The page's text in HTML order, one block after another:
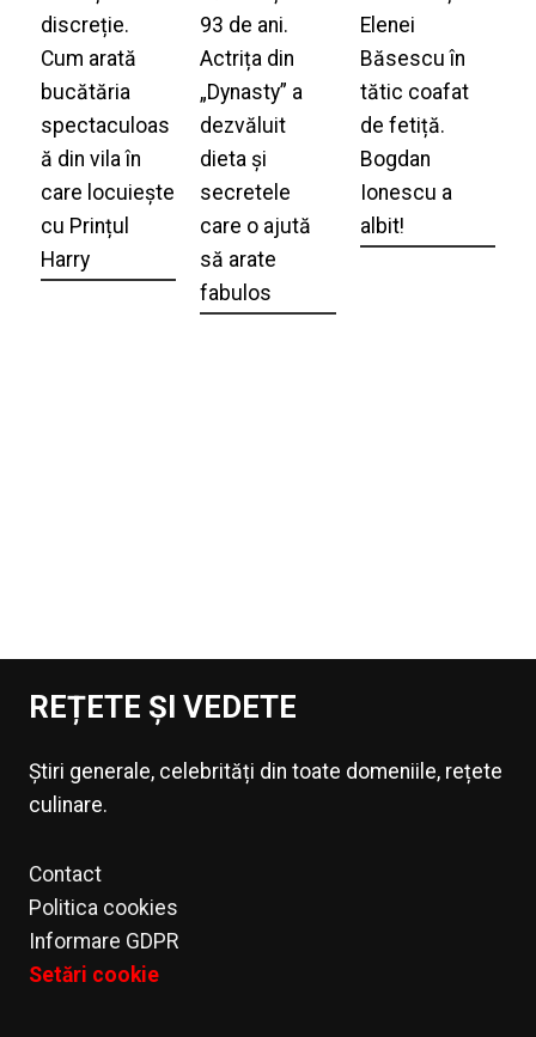
discreție.
Cum arată
bucătăria
spectaculoas
ă din vila în
care locuiește
cu Prințul
Harry
93 de ani.
Actrița din
„Dynasty” a
dezvăluit
dieta și
secretele
care o ajută
să arate
fabulos
Elenei
Băsescu în
tătic coafat
de fetiță.
Bogdan
Ionescu a
albit!
REȚETE ȘI VEDETE
Știri generale, celebrități din toate domeniile, rețete
culinare.
Contact
Politica cookies
Informare GDPR
Setări cookie